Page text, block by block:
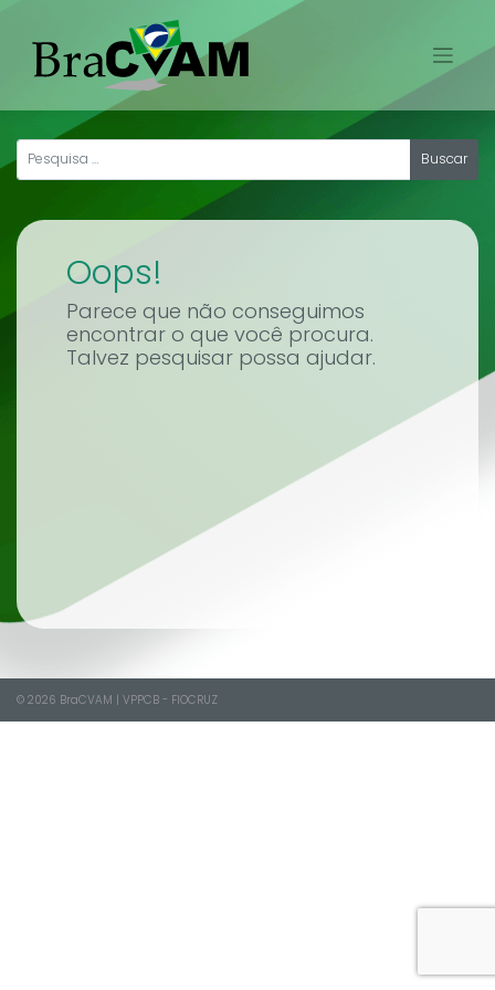
content
Oops!
Parece que não conseguimos
encontrar o que você procura.
Talvez pesquisar possa ajudar.
© 2026 BraCVAM | VPPCB - FIOCRUZ